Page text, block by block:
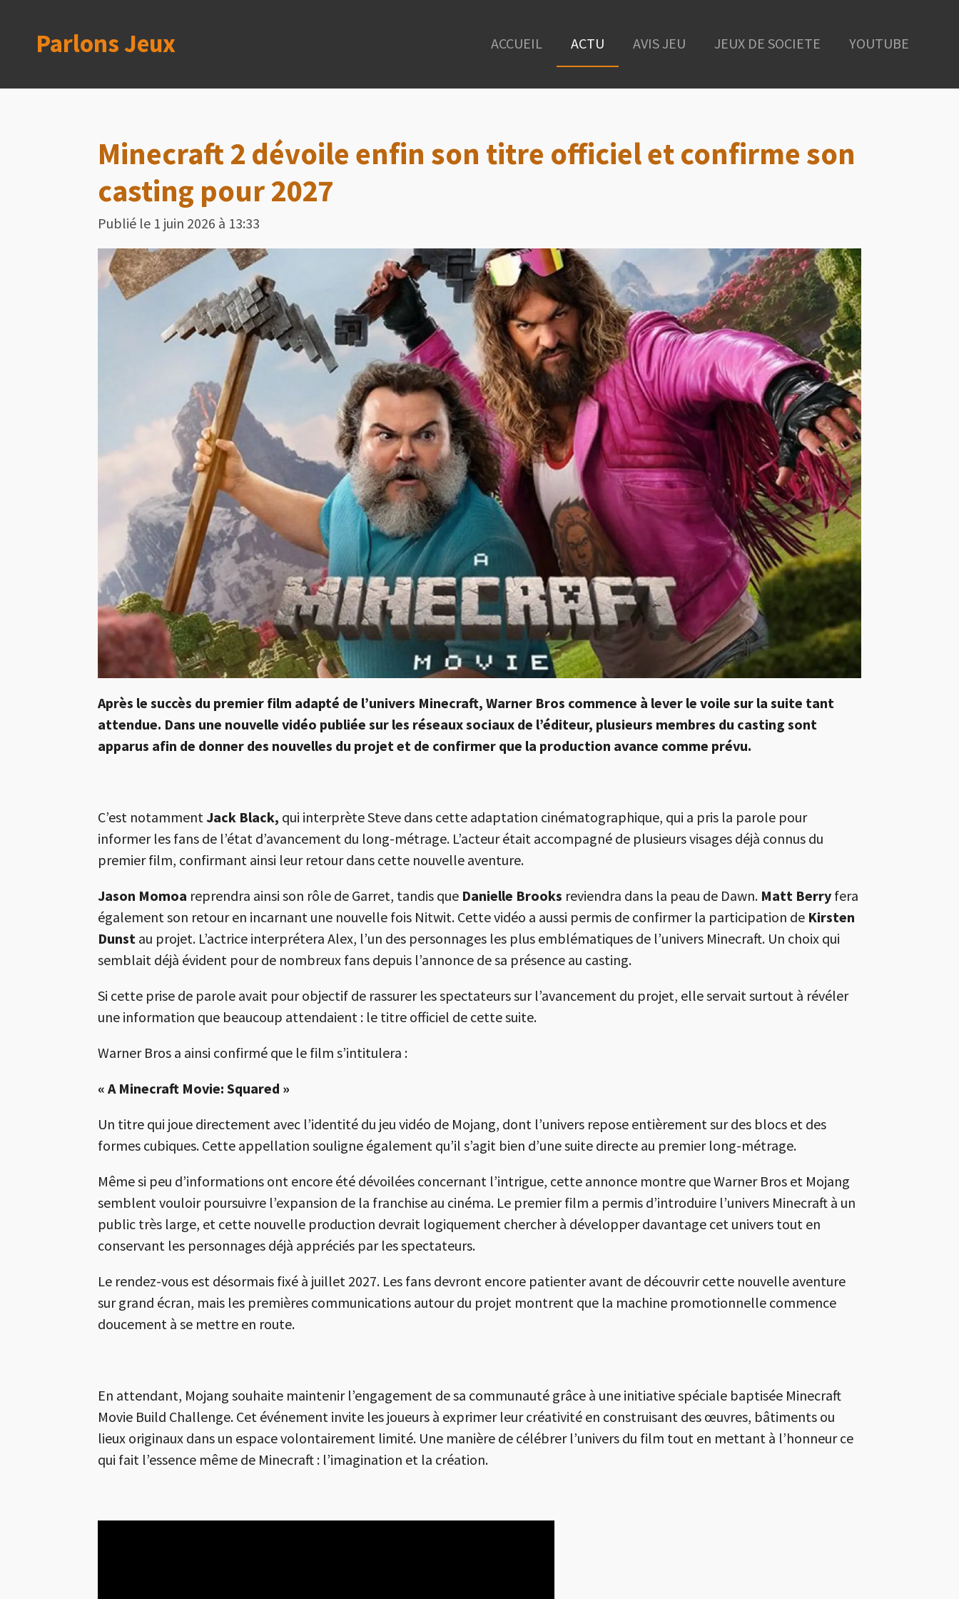
Parlons Jeux ACCUEIL ACTU AVIS JEU JEUX DE SOCIETE YOUTUBE
Minecraft 2 dévoile enfin son titre officiel et confirme son
casting pour 2027
Publié le 1 juin 2026 à 13:33
Après le succès du premier film adapté de l’univers Minecraft, Warner Bros commence à lever le voile sur la suite tant
attendue. Dans une nouvelle vidéo publiée sur les réseaux sociaux de l’éditeur, plusieurs membres du casting sont
apparus afin de donner des nouvelles du projet et de confirmer que la production avance comme prévu.
C’est notammentJack Black, qui interprète Steve dans cette adaptation cinématographique, qui a pris la parole pour
informer les fans de l’état d’avancement du long-métrage. L’acteur était accompagné de plusieurs visages déjà connus du
premier film, confirmant ainsi leur retour dans cette nouvelle aventure.
Jason Momoa reprendra ainsi son rôle de Garret, tandis que Danielle Brooks reviendra dans la peau de Dawn. Matt Berry fera
également son retour en incarnant une nouvelle fois Nitwit. Cette vidéo a aussi permis de confirmer la participation de Kirsten
Dunst au projet. L’actrice interprétera Alex, l’un des personnages les plus emblématiques de l’univers Minecraft. Un choix qui
semblait déjà évident pour de nombreux fans depuis l’annonce de sa présence au casting.
Si cette prise de parole avait pour objectif de rassurer les spectateurs sur l’avancement du projet, elle servait surtout à révéler
une information que beaucoup attendaient : le titre officiel de cette suite.
Warner Bros a ainsi confirmé que le film s’intitulera :
« A Minecraft Movie: Squared »
Un titre qui joue directement avec l’identité du jeu vidéo de Mojang, dont l’univers repose entièrement sur des blocs et des
formes cubiques. Cette appellation souligne également qu’il s’agit bien d’une suite directe au premier long-métrage.
Même si peu d’informations ont encore été dévoilées concernant l’intrigue, cette annonce montre que Warner Bros et Mojang
semblent vouloir poursuivre l’expansion de la franchise au cinéma. Le premier film a permis d’introduire l’univers Minecraft à un
public très large, et cette nouvelle production devrait logiquement chercher à développer davantage cet univers tout en
conservant les personnages déjà appréciés par les spectateurs.
Le rendez-vous est désormais fixé à juillet 2027. Les fans devront encore patienter avant de découvrir cette nouvelle aventure
sur grand écran, mais les premières communications autour du projet montrent que la machine promotionnelle commence
doucement à se mettre en route.
En attendant, Mojang souhaite maintenir l’engagement de sa communauté grâce à une initiative spéciale baptisée Minecraft
Movie Build Challenge. Cet événement invite les joueurs à exprimer leur créativité en construisant des œuvres, bâtiments ou
lieux originaux dans un espace volontairement limité. Une manière de célébrer l’univers du film tout en mettant à l’honneur ce
qui fait l’essence même de Minecraft : l’imagination et la création.